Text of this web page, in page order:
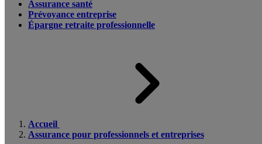
Assurance santé
Prévoyance entreprise
Épargne retraite professionnelle
Accueil
Assurance pour professionnels et entreprises